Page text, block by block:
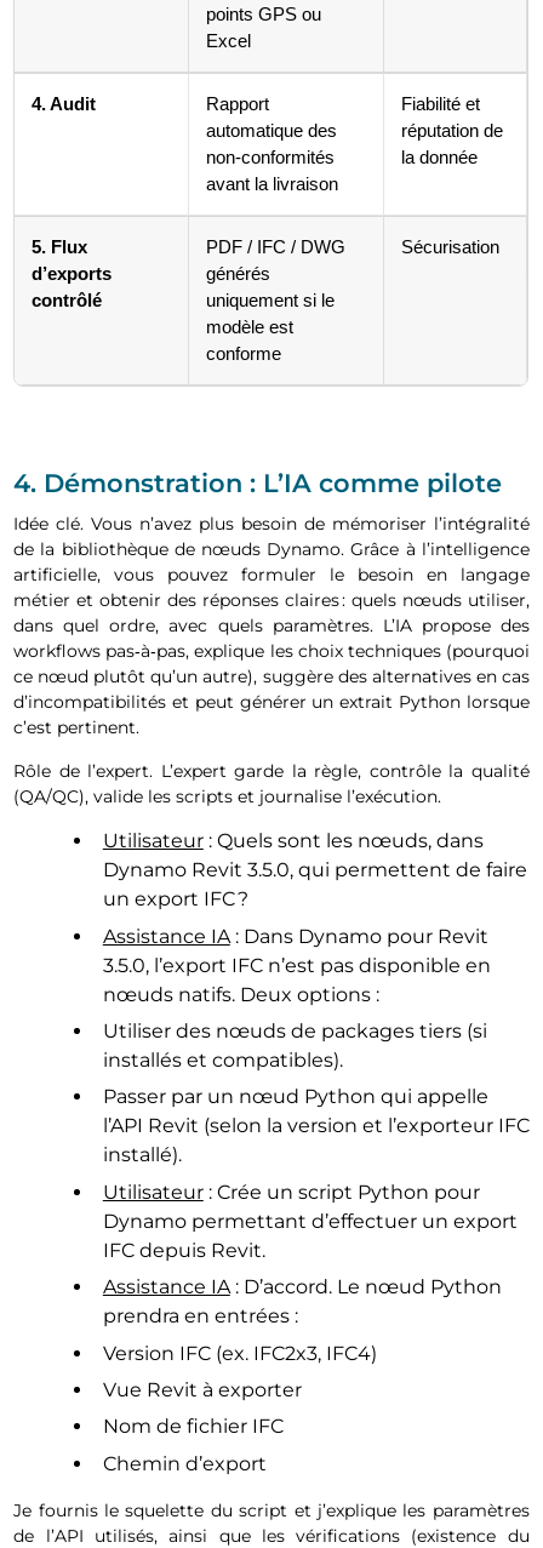
points GPS ou
Excel
4. Audit
Rapport
automatique des
non-conformités
avant la livraison
Fiabilité et
réputation de
la donnée
5. Flux
d’exports
contrôlé
PDF / IFC / DWG
générés
uniquement si le
modèle est
conforme
Sécurisation
4. Démonstration : L’IA comme pilote
Idée clé. Vous n’avez plus besoin de mémoriser l’intégralité
de la bibliothèque de nœuds Dynamo. Grâce à l’intelligence
artificielle, vous pouvez formuler le besoin en langage
métier et obtenir des réponses claires : quels nœuds utiliser,
dans quel ordre, avec quels paramètres. L’IA propose des
workflows pas‑à‑pas, explique les choix techniques (pourquoi
ce nœud plutôt qu’un autre), suggère des alternatives en cas
d’incompatibilités et peut générer un extrait Python lorsque
c’est pertinent.
Rôle de l’expert. L’expert garde la règle, contrôle la qualité
(QA/QC), valide les scripts et journalise l’exécution.
Utilisateur: Quels sont les nœuds, dans
Dynamo Revit 3.5.0, qui permettent de faire
un export IFC ?
Assistance IA: Dans Dynamo pour Revit
3.5.0, l’export IFC n’est pas disponible en
nœuds natifs. Deux options :
Utiliser des nœuds de packages tiers (si
installés et compatibles).
Passer par un nœud Python qui appelle
l’API Revit (selon la version et l’exporteur IFC
installé).
Utilisateur: Crée un script Python pour
Dynamo permettant d’effectuer un export
IFC depuis Revit.
Assistance IA: D’accord. Le nœud Python
prendra en entrées :
Version IFC (ex. IFC2x3, IFC4)
Vue Revit à exporter
Nom de fichier IFC
Chemin d’export
Je fournis le squelette du script et j’explique les paramètres
de l’API utilisés, ainsi que les vérifications (existence du